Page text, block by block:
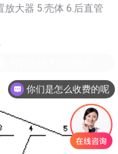
大器 5.壳体 6.后直管
你们是怎么收费的呢